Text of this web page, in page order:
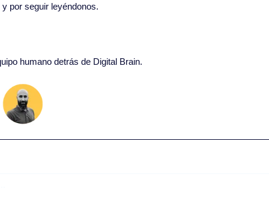
por seguir leyéndonos.
humano detrás de Digital Brain.